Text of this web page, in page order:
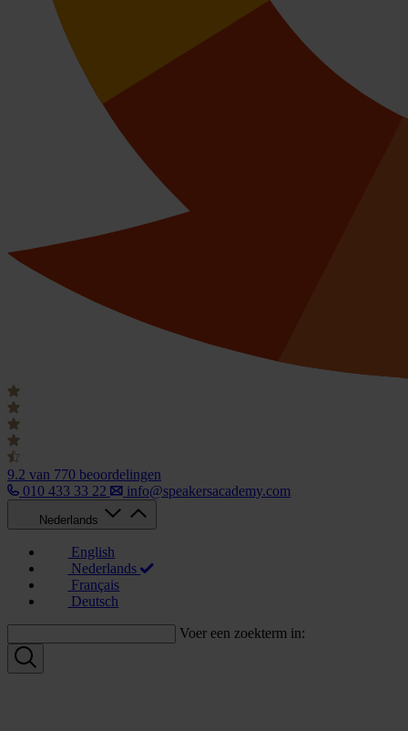
9.2 van 770 beoordelingen
010 433 33 22
info@speakersacademy.com
Nederlands
English
Nederlands
Français
Deutsch
Voer een zoekterm in: